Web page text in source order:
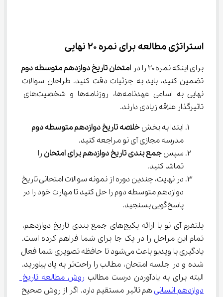
استراتژی مطالعه برای نمره ۲۰ نهایی
برای اینکه نمره ۲۰ را در
امتحان تاریخ دوازدهم متوسطه دوم
تضمین کنید، باید به جزئیات دقت کنید. طراحان سوالات
نهایی به اسامی عهدنامه‌ها، روزنامه‌ها و شخصیت‌های
تاثیرگذار علاقه زیادی دارند.
ابتدا به بخش خلاصهتاریخ دوازدهم متوسطه دوم
مدرسه مجازی آی نو مراجعه کنید.
سپس جمع بندی تاریخ دوازدهم برای امتحان را
تماشا کنید.
در نهایت، چندین دوره از نمونه سوالات امتحانی تاریخ
دوازدهم متوسطه دوم را حل کنید تا مهارت خود را در
پاسخ‌گویی بسنجید.
پلتفرم آی نو با ارائه پکیج‌های جمع بندی تاریخ دوازدهم،
تمام این مراحل را در یک جا برای شما فراهم کرده است.
یادگیری با ویدیو باعث می‌شود تا حافظه تصویری شما فعال
شده و در جلسه امتحان، مطالب را راحت‌تر به یاد بیاورید.
البته برای به یادآوردن درست مطالب روش مطالعه تاریخ
دوازدهم انسانی هم تاثیر مستقیم دارد. اگر از روش صحیح